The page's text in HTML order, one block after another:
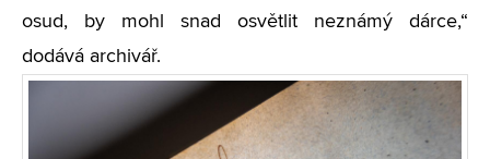
osud, by mohl snad osvětlit neznámý dárce,“
dodává archivář.